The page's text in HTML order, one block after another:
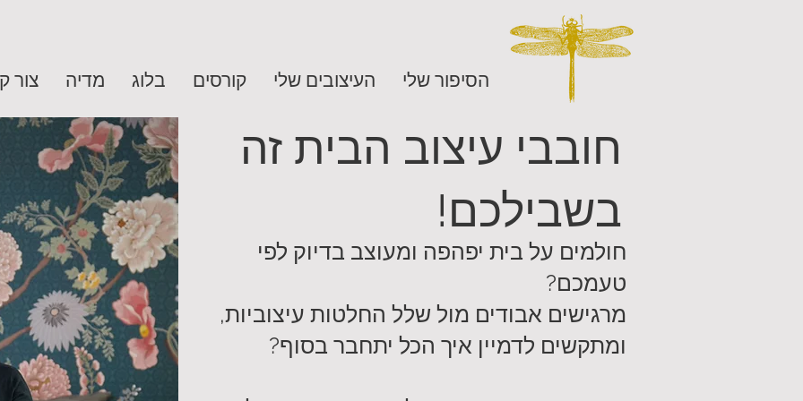
הסיפור שלי העיצובים שלי קורסים בלוג מדיה צור
חובבי עיצוב הבית זה
בשבילכם!
חולמים על בית יפהפה ומעוצב בדיוק לפי
טעמכם?
מרגישים אבודים מול שלל החלטות עיצוביות,
ומתקשים לדמיין איך הכל יתחבר בסוף?